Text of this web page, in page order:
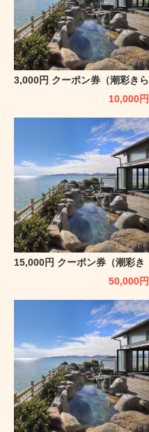
3,000円 クーポン券（潮彩きら
10,000円
15,000円 クーポン券（潮彩き
50,000円